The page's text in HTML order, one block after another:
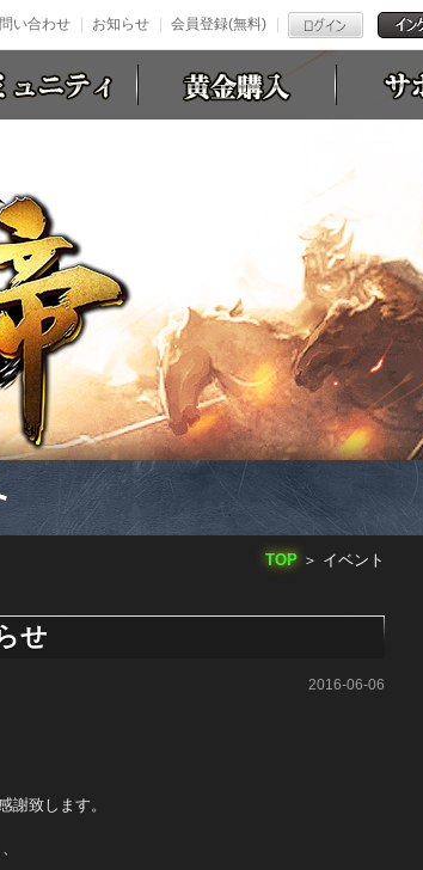
い合わせ お知らせ 会員登録(無料)
TOP ＞ イベント
せ
2016-06-06
謝致します。